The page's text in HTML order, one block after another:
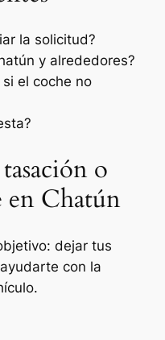
la solicitud?
y alrededores?
el coche no
o
en Chatún
dejar tus
con la